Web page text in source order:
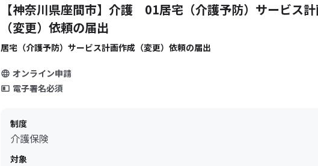
【神奈川県座間市】介護 01居宅（介護予防）サービス
（変更）依頼の届出
居宅（介護予防）サービス計画作成（変更）依頼の届出
オンライン申請
電子署名必須
制度
介護保険
対象